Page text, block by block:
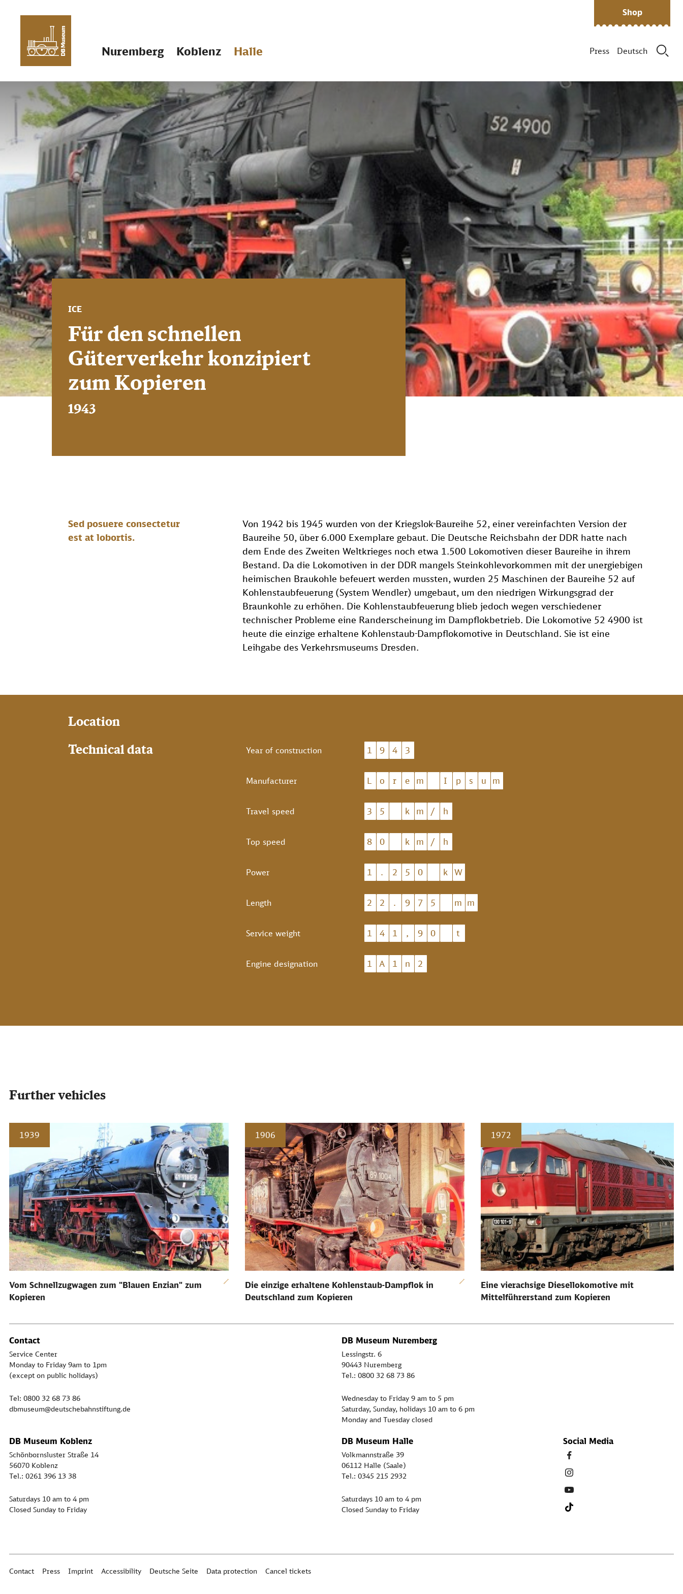
Nuremberg Koblenz Halle Press Deutsch
Shop
ICE
Für den schnellen
Güterverkehr konzipiert
zum Kopieren
1943
Sed posuere consectetur
est at lobortis.
Von 1942 bis 1945 wurden von der Kriegslok-Baureihe 52, einer vereinfachten Version der
Baureihe 50, über 6.000 Exemplare gebaut. Die Deutsche Reichsbahn der DDR hatte nach
dem Ende des Zweiten Weltkrieges noch etwa 1.500 Lokomotiven dieser Baureihe in ihrem
Bestand. Da die Lokomotiven in der DDR mangels Steinkohlevorkommen mit der unergiebigen
heimischen Braukohle befeuert werden mussten, wurden 25 Maschinen der Baureihe 52 auf
Kohlenstaubfeuerung (System Wendler) umgebaut, um den niedrigen Wirkungsgrad der
Braunkohle zu erhöhen. Die Kohlenstaubfeuerung blieb jedoch wegen verschiedener
technischer Probleme eine Randerscheinung im Dampflokbetrieb. Die Lokomotive 52 4900 ist
heute die einzige erhaltene Kohlenstaub-Dampflokomotive in Deutschland. Sie ist eine
Leihgabe des Verkehrsmuseums Dresden.
Location
Technical data
Year of construction 1 9 4 3
Manufacturer L o r e m I p s u m
Travel speed 3 5 k m / h
Top speed 8 0 k m / h
Power 1 . 2 5 0 k W
Length 2 2 . 9 7 5 m m
Service weight 1 4 1 , 9 0 t
Engine designation 1 A 1 n 2
Further vehicles
1939
Vom Schnellzugwagen zum "Blauen Enzian" zum
Kopieren
1906
Die einzige erhaltene Kohlenstaub-Dampflok in
Deutschland zum Kopieren
1972
Eine vierachsige Diesellokomotive mit
Mittelführerstand zum Kopieren
Contact
Service Center
Monday to Friday 9am to 1pm
(except on public holidays)
Tel: 0800 32 68 73 86
dbmuseum@deutschebahnstiftung.de
DB Museum Nuremberg
Lessingstr. 6
90443 Nuremberg
Tel.: 0800 32 68 73 86
Wednesday to Friday 9 am to 5 pm
Saturday, Sunday, holidays 10 am to 6 pm
Monday and Tuesday closed
DB Museum Koblenz
Schönbornsluster Straße 14
56070 Koblenz
Tel.: 0261 396 13 38
Saturdays 10 am to 4 pm
Closed Sunday to Friday
DB Museum Halle
Volkmannstraße 39
06112 Halle (Saale)
Tel.: 0345 215 2932
Saturdays 10 am to 4 pm
Closed Sunday to Friday
Social Media
Contact Press Data protection
Imprint Accessibility Deutsche Seite Cancel tickets